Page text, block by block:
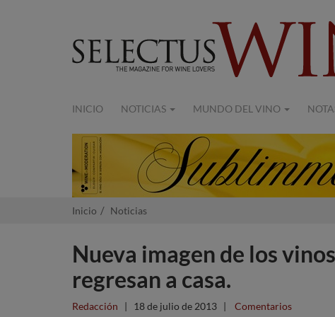
INICIO NOTICIAS MUNDO DEL VINO
Inicio Noticias
Nueva imagen de los
regresan a casa.
Redacción | 18 de julio de 2013 | Comentarios